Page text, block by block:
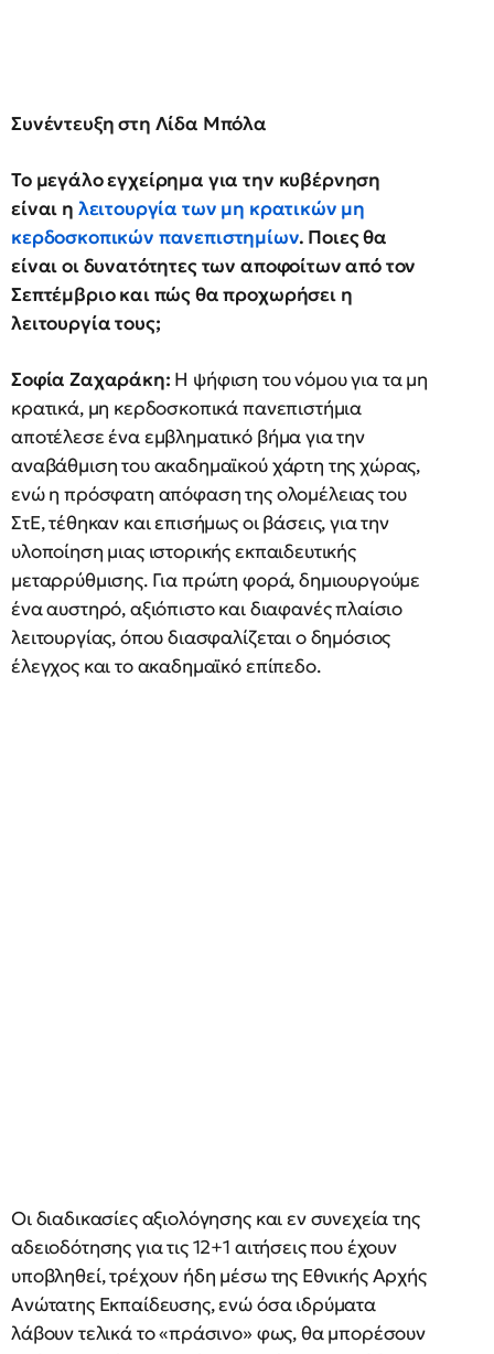
Συνέντευξη στη Λίδα Μπόλα
Το μεγάλο εγχείρημα για την κυβέρνηση
είναι η λειτουργία των μη κρατικών μη
κερδοσκοπικών πανεπιστημίων. Ποιες θα
είναι οι δυνατότητες των αποφοίτων από τον
Σεπτέμβριο και πώς θα προχωρήσει η
λειτουργία τους;
Σοφία Ζαχαράκη: Η ψήφιση του νόμου για τα μη
κρατικά, μη κερδοσκοπικά πανεπιστήμια
αποτέλεσε ένα εμβληματικό βήμα για την
αναβάθμιση του ακαδημαϊκού χάρτη της χώρας,
ενώ η πρόσφατη απόφαση της ολομέλειας του
ΣτΕ, τέθηκαν και επισήμως οι βάσεις, για την
υλοποίηση μιας ιστορικής εκπαιδευτικής
μεταρρύθμισης. Για πρώτη φορά, δημιουργούμε
ένα αυστηρό, αξιόπιστο και διαφανές πλαίσιο
λειτουργίας, όπου διασφαλίζεται ο δημόσιος
έλεγχος και το ακαδημαϊκό επίπεδο.
Οι διαδικασίες αξιολόγησης και εν συνεχεία της
αδειοδότησης για τις 12+1 αιτήσεις που έχουν
υποβληθεί, τρέχουν ήδη μέσω της Εθνικής Αρχής
Ανώτατης Εκπαίδευσης, ενώ όσα ιδρύματα
λάβουν τελικά το «πράσινο» φως, θα μπορέσουν